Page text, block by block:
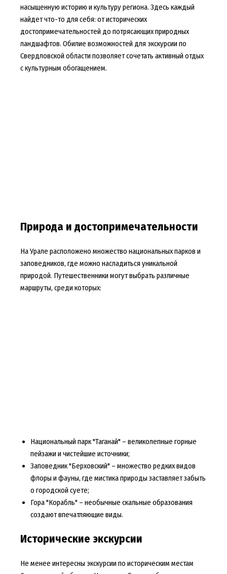
насыщенную историю и культуру региона. Здесь каждый
найдет что-то для себя: от исторических
достопримечательностей до потрясающих природных
ландшафтов. Обилие возможностей для экскурсии по
Свердловской области позволяет сочетать активный отдых
с культурным обогащением.
Природа и достопримечательности
На Урале расположено множество национальных парков и
заповедников, где можно насладиться уникальной
природой. Путешественники могут выбрать различные
маршруты, среди которых:
Национальный парк "Таганай" – великолепные горные
пейзажи и чистейшие источники;
Заповедник "Берховский" – множество редких видов
флоры и фауны, где мистика природы заставляет забыть
о городской суете;
Гора "Корабль" – необычные скальные образования
создают впечатляющие виды.
Исторические экскурсии
Не менее интересны экскурсии по историческим местам